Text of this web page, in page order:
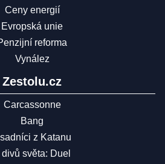
Ceny energií
Evropská unie
reforma
Vynález
Zestolu.cz
Carcassonne
Bang
z Katanu
divů světa: Duel